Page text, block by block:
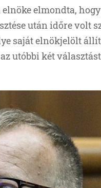
elmondta,
után időre volt
saját elnökjelölt
utóbbi két